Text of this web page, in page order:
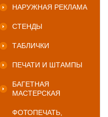
НАРУЖНАЯ РЕКЛАМА
СТЕНДЫ
ТАБЛИЧКИ
ПЕЧАТИ И ШТАМПЫ
БАГЕТНАЯ
МАСТЕРСКАЯ
ФОТОПЕЧАТЬ,